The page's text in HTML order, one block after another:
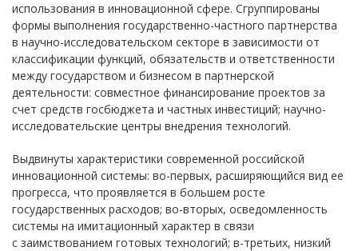
использования в инновационной сфере. Сгруппированы
формы выполнения государственно-частного партнерства
в научно-исследовательском секторе в зависимости от
классификации функций, обязательств и ответственности
между государством и бизнесом в партнерской
деятельности: совместное финансирование проектов за
счет средств госбюджета и частных инвестиций; научно-
исследовательские центры внедрения технологий.
Выдвинуты характеристики современной российской
инновационной системы: во-первых, расширяющийся вид ее
прогресса, что проявляется в большем росте
государственных расходов; во-вторых, осведомленность
системы на имитационный характер в связи
с заимствованием готовых технологий; в-третьих, низкий